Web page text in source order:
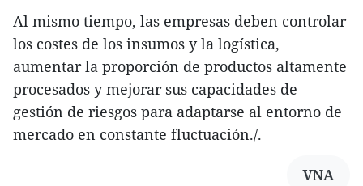
Al mismo tiempo, las empresas deben controlar
los costes de los insumos y la logística,
aumentar la proporción de productos altamente
procesados y mejorar sus capacidades de
gestión de riesgos para adaptarse al entorno de
mercado en constante fluctuación./.
VNA